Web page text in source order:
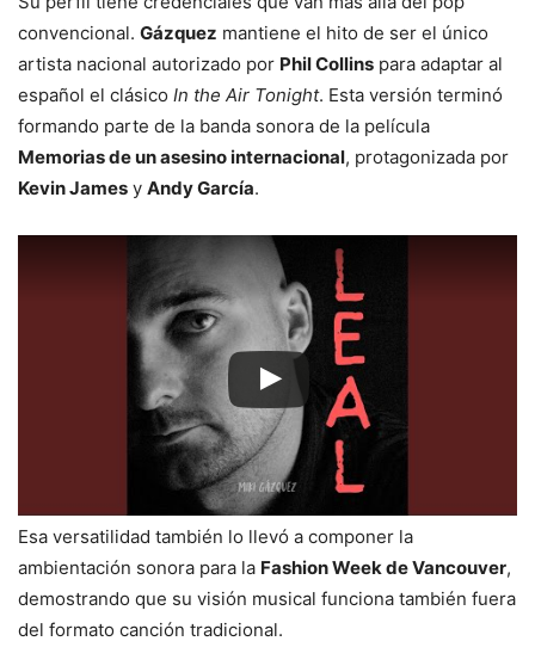
convencional. Gázquez mantiene el hito de ser el único
artista nacional autorizado por Phil Collins para adaptar al
español el clásico In the Air Tonight. Esta versión terminó
formando parte de la banda sonora de la película
Memorias de un asesino internacional, protagonizada por
Kevin James y Andy García.
Esa versatilidad también lo llevó a componer la
ambientación sonora para la Fashion Week de Vancouver,
demostrando que su visión musical funciona también fuera
del formato canción tradicional.